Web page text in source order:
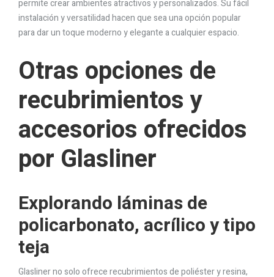
permite crear ambientes atractivos y personalizados. Su fácil
instalación y versatilidad hacen que sea una opción popular
para dar un toque moderno y elegante a cualquier espacio.
Otras opciones de
recubrimientos y
accesorios ofrecidos
por Glasliner
Explorando láminas de
policarbonato, acrílico y tipo
teja
Glasliner no solo ofrece recubrimientos de poliéster y resina,